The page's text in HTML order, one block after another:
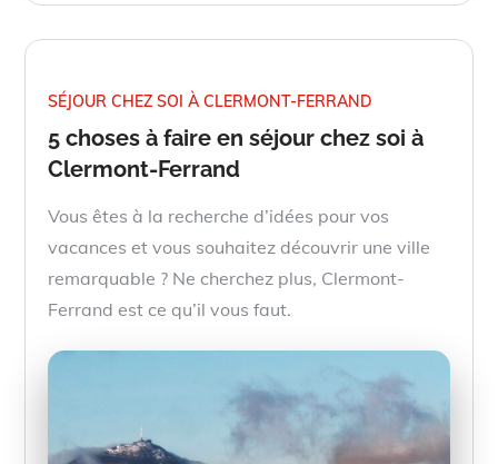
SÉJOUR CHEZ SOI À CLERMONT-FERRAND
5 choses à faire en séjour chez soi à
Clermont-Ferrand
Vous êtes à la recherche d’idées pour vos
vacances et vous souhaitez découvrir une ville
remarquable ? Ne cherchez plus, Clermont-
Ferrand est ce qu’il vous faut.